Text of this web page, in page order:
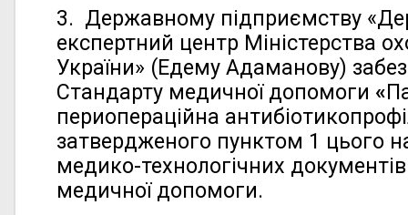
3. Державному підприємству
експертний центр Міністерства
України» (Едему Адаманову)
Стандарту медичної допомоги «
периопераційна
затвердженого пунктом 1 цього
медико-технологічних документів
медичної допомоги.